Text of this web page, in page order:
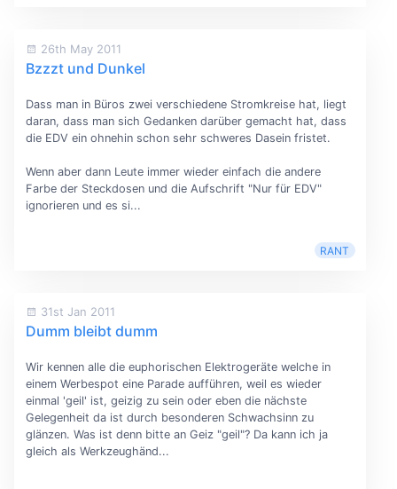
26th May 2011
Bzzzt und Dunkel
Dass man in Büros zwei verschiedene Stromkreise hat, liegt
daran, dass man sich Gedanken darüber gemacht hat, dass
die EDV ein ohnehin schon sehr schweres Dasein fristet.
Wenn aber dann Leute immer wieder einfach die andere
Farbe der Steckdosen und die Aufschrift "Nur für EDV"
ignorieren und es si...
RANT
31st Jan 2011
Dumm bleibt dumm
Wir kennen alle die euphorischen Elektrogeräte welche in
einem Werbespot eine Parade aufführen, weil es wieder
einmal 'geil' ist, geizig zu sein oder eben die nächste
Gelegenheit da ist durch besonderen Schwachsinn zu
glänzen. Was ist denn bitte an Geiz "geil"? Da kann ich ja
gleich als Werkzeughänd...